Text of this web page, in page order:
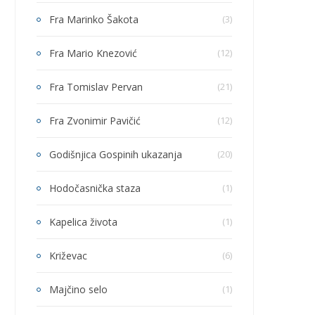
Fra Marinko Šakota (3)
Fra Mario Knezović (12)
Fra Tomislav Pervan (21)
Fra Zvonimir Pavičić (12)
Godišnjica Gospinih ukazanja (20)
Hodočasnička staza (1)
Kapelica života (1)
Križevac (6)
Majčino selo (1)